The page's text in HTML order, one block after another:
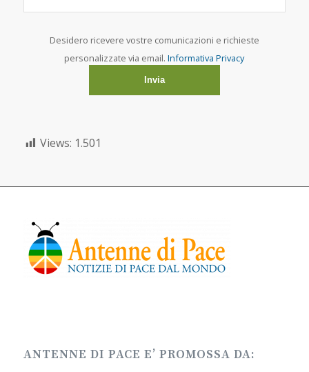
Desidero ricevere vostre comunicazioni e richieste
personalizzate via email.Informativa Privacy
Views: 1.501
ANTENNE DI PACE E’ PROMOSSA DA: